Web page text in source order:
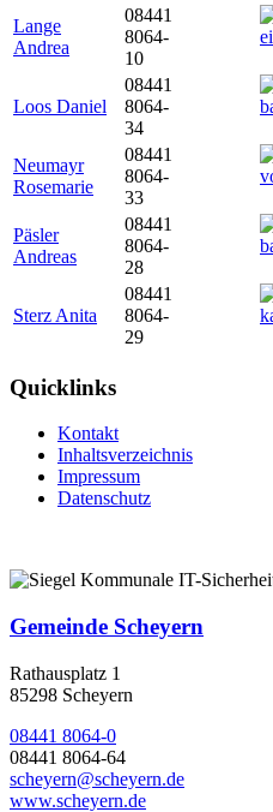
Lange
Andrea
08441
8064-
10
Loos Daniel
08441
8064-
34
Neumayr
Rosemarie
08441
8064-
33
Päsler
Andreas
08441
8064-
28
Sterz Anita
08441
8064-
29
Quicklinks
Kontakt
Inhaltsverzeichnis
Impressum
Datenschutz
Gemeinde Scheyern
Rathausplatz 1
85298 Scheyern
08441 8064-0
08441 8064-64
scheyern@scheyern.de
www.scheyern.de